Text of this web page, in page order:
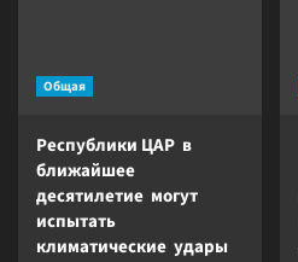
Общая
Республики ЦАР в
ближайшее
десятилетие могут
испытать
климатические удары